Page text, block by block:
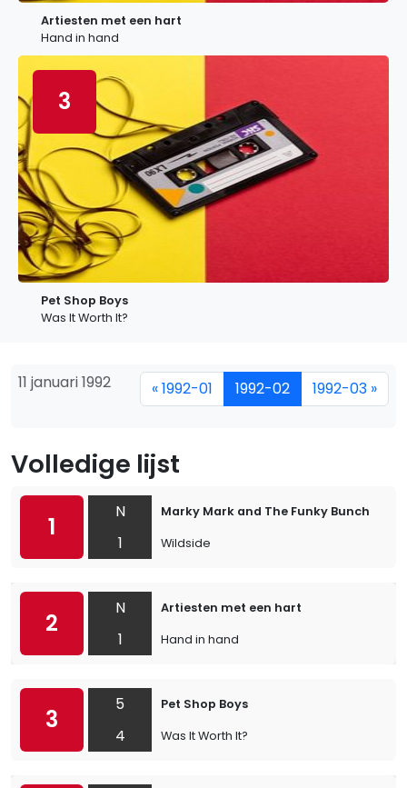
Artiesten met een hart
Hand in hand
3
Pet Shop Boys
Was It Worth It?
11 januari 1992 « 1992-01 1992-02 1992-03 »
Volledige lijst
1
N
1
Marky Mark and The Funky Bunch
Wildside
2
N
1
Artiesten met een hart
Hand in hand
3
5
4
Pet Shop Boys
Was It Worth It?